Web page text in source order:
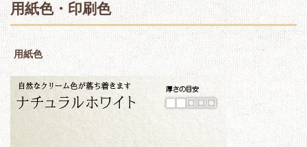
用紙色・印刷色
用紙色